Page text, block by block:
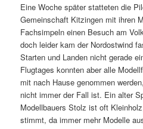
Eine Woche später statteten die
Gemeinschaft Kitzingen mit ihren
Fachsimpeln einen Besuch am
doch leider kam der Nordostwind
Starten und Landen nicht gerade
Flugtages konnten aber alle
mit nach Hause genommen
nicht immer der Fall ist. Ein alter
Modellbauers Stolz ist oft
stimmt, da immer mehr Modelle